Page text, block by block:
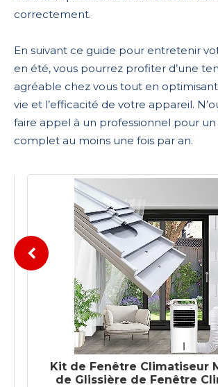
correctement.
En suivant ce guide pour entretenir
en été, vous pourrez profiter d’une
agréable chez vous tout en
vie et l’efficacité de votre appareil.
faire appel à un professionnel pour
complet au moins une fois par an.
Kit de Fenêtre Climatiseur
de Glissière de Fenêtre